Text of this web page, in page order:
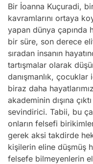
Bir İoanna Kuçuradi,
kavramlarını ortaya
yapan dünya çapında
bir süre, son derece
sıradan insanın
tartışmalar olarak
danışmanlık, çocuklar
biraz daha
akademinin dışına
sevindirici. Tabii, bu
onların felsefi
gerek aksi takdirde
kişilerin eline düşmüş
felsefe bilmeyenlerin